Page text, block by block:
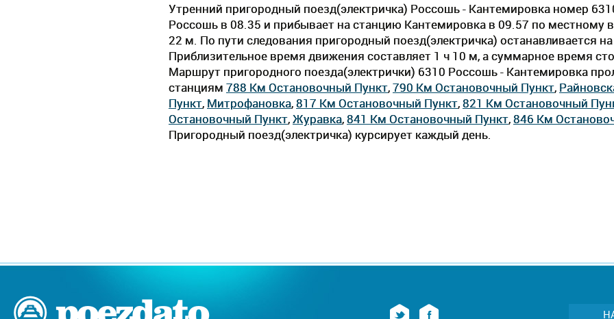
Утренний пригородный поезд(электричка) Россошь - Кантемировка номер
Россошь в 08.35 и прибывает на станцию Кантемировка в 09.57 по местному
22 м. По пути следования пригородный поезд(электричка) останавливается
Приблизительное время движения составляет 1 ч 10 м, а суммарное время
Маршрут пригородного поезда(электрички) 6310 Россошь - Кантемировка
станциям 788 Км Остановочный Пункт,790 Км Остановочный Пункт,
Пункт, Митрофановка,817 Км Остановочный Пункт,821 Км Остановочный
Остановочный Пункт,Журавка,841 Км Остановочный Пункт,846 Км
Пригородный поезд(электричка) курсирует каждый день.